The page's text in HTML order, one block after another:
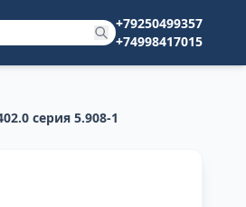
+79250499357
+74998417015
серия 5.908-1